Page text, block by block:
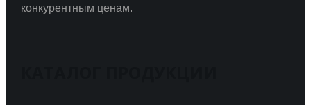
конкурентным ценам.